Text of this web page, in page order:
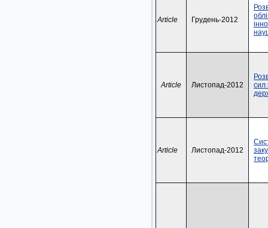
Article Грудень-2012
Article Листопад-2012
сил
Article Листопад-2012